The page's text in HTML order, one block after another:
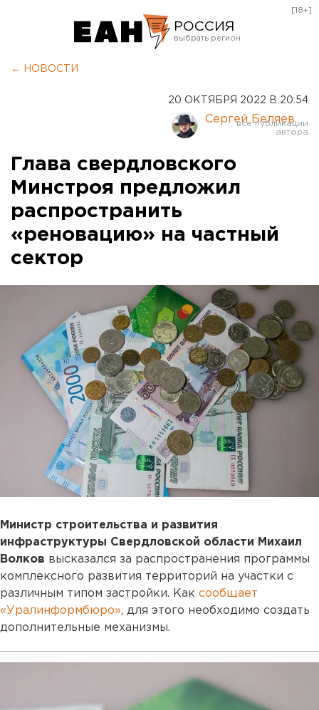
РОССИЯ
Курган
Оренбург
[18+]
← НОВОСТИ
20 ОКТЯБРЯ 2022 В 20:54
Сергей Беляев
Глава свердловского
Минстроя предложил
распространить
«реновацию» на частный
сектор
Министр строительства и развития
инфраструктуры Свердловской области Михаил
Волков высказался за распространения программы
комплексного развития территорий на участки с
различным типом застройки. Как сообщает
«Уралинформбюро», для этого необходимо создать
дополнительные механизмы.